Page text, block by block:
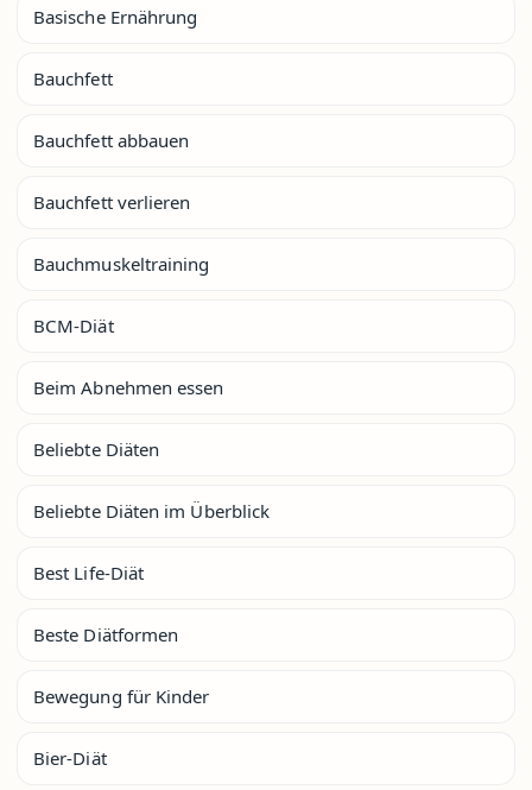
Basische Ernährung
Bauchfett
Bauchfett abbauen
Bauchfett verlieren
Bauchmuskeltraining
BCM-Diät
Beim Abnehmen essen
Beliebte Diäten
Beliebte Diäten im Überblick
Best Life-Diät
Beste Diätformen
Bewegung für Kinder
Bier-Diät